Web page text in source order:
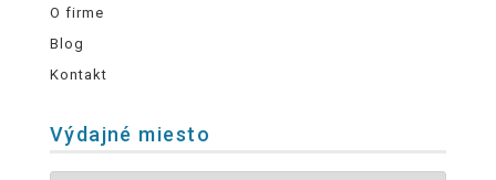
O firme
Blog
Kontakt
Výdajné miesto